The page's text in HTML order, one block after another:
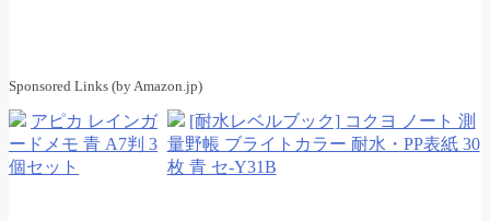
Sponsored Links (by Amazon.jp)
アピカ レインガ
ードメモ 青 A7判 3
個セット
[耐水レベルブック] コクヨ ノート 測
量野帳 ブライトカラー 耐水・PP表紙 30
枚 青 セ-Y31B